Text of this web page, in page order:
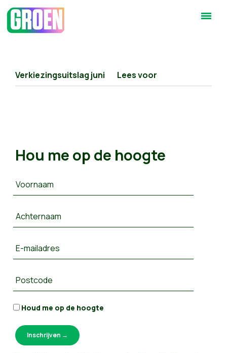
Verkiezingsuitslag juni Lees voor
Hou me op de hoogte
Voornaam
Achternaam
E-mailadres
Postcode
Houd me op de hoogte